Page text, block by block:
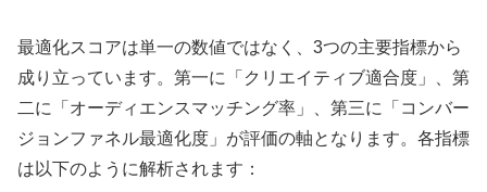
最適化スコアは単一の数値ではなく、3つの主要指標から
成り立っています。第一に「クリエイティブ適合度」、第
二に「オーディエンスマッチング率」、第三に「コンバー
ジョンファネル最適化度」が評価の軸となります。各指標
は以下のように解析されます：